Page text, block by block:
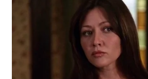
WAHANA